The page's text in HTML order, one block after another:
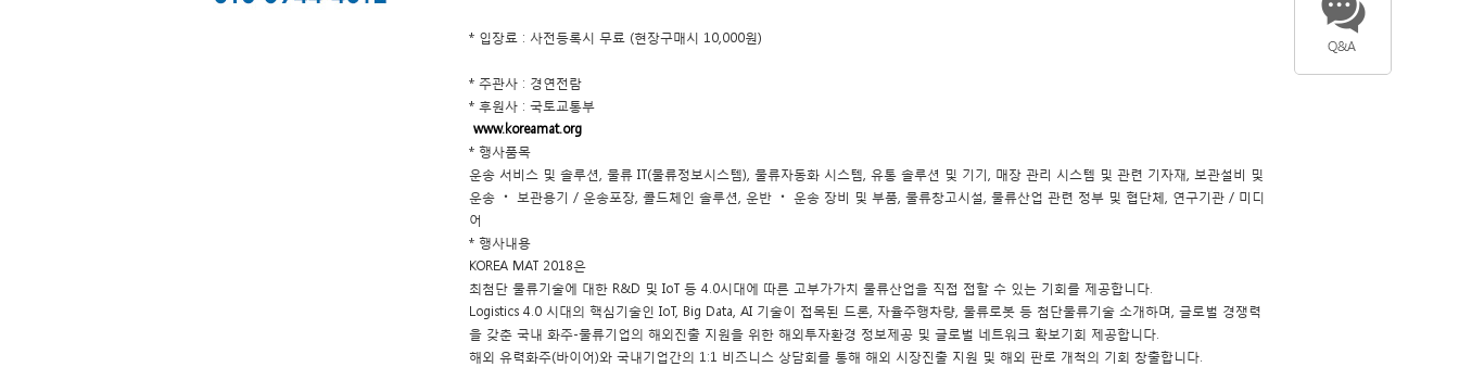
* 입장료 : 사전등록시 무료 (현장구매시 10,000원)
* 주관사 : 경연전람
* 후원사 : 국토교통부
www.koreamat.org
* 행사품목
운송 서비스 및 솔루션, 물류 IT(물류정보시스템), 물류자동화 시스템, 유통 솔루션 및 기기, 매장 관리 시스템 및 관련 기자재, 보관설비 및
운송 ‧ 보관용기 / 운송포장, 콜드체인 솔루션, 운반 ‧ 운송 장비 및 부품, 물류창고시설, 물류산업 관련 정부 및 협단체, 연구기관 / 미디
어
* 행사내용
KOREA MAT 2018은
최첨단 물류기술에 대한 R&D 및 IoT 등 4.0시대에 따른 고부가가치 물류산업을 직접 접할 수 있는 기회를 제공합니다.
Logistics 4.0 시대의 핵심기술인 IoT, Big Data, AI 기술이 접목된 드론, 자율주행차량, 물류로봇 등 첨단물류기술 소개하며, 글로벌 경쟁력
을 갖춘 국내 화주-물류기업의 해외진출 지원을 위한 해외투자환경 정보제공 및 글로벌 네트워크 확보기회 제공합니다.
해외 유력화주(바이어)와 국내기업간의 1:1 비즈니스 상담회를 통해 해외 시장진출 지원 및 해외 판로 개척의 기회 창출합니다.